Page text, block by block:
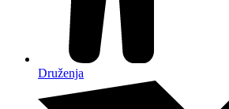
Druženja